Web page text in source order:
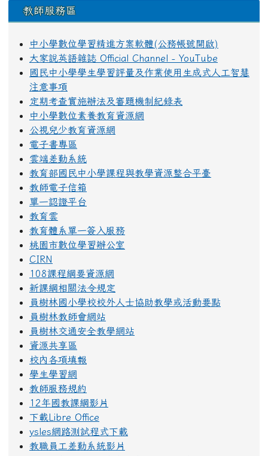
教師服務區
中小學數位學習精進方案軟體(公務帳號開啟)
大家說英語雜誌 Official Channel - YouTube
國民中小學學生學習評量及作業使用生成式人工智慧
注意事項
定期考查實施辦法及審題機制紀錄表
中小學數位素養教育資源網
公視兒少教育資源網
電子書專區
雲端差勤系統
教育部國民中小學課程與教學資源整合平臺
教師電子信箱
單一認證平台
教育雲
教育體系單一簽入服務
桃園市數位學習辦公室
CIRN
108課程綱要資源網
新課綱相關法令規定
員樹林國小學校校外人士協助教學或活動要點
員樹林教師會網站
員樹林交通安全教學網站
資源共享區
校內各項填報
學生學習網
教師服務規約
12年國教課綱影片
下載Libre Office
ysles網路測試程式下載
教職員工差勤系統影片